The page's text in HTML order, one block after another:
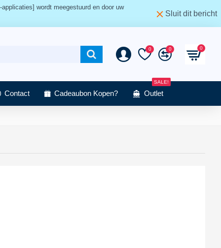
wordt meegestuurd en door uw
Sluit dit bericht
0 0 0
Contact Cadeaubon Kopen? Outlet
SALE!